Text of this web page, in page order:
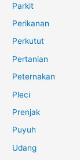
Parkit
Perikanan
Perkutut
Pertanian
Peternakan
Pleci
Prenjak
Puyuh
Udang